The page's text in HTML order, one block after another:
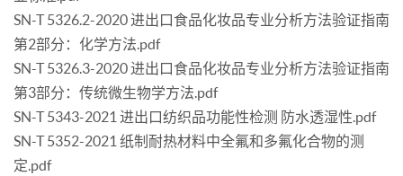
SN-T 5326.2-2020 进出口食品化妆品专业分析方法验证指南
第2部分：化学方法.pdf
SN-T 5326.3-2020 进出口食品化妆品专业分析方法验证指南
第3部分：传统微生物学方法.pdf
SN-T 5343-2021 进出口纺织品功能性检测 防水透湿性.pdf
SN-T 5352-2021 纸制耐热材料中全氟和多氟化合物的测
定.pdf